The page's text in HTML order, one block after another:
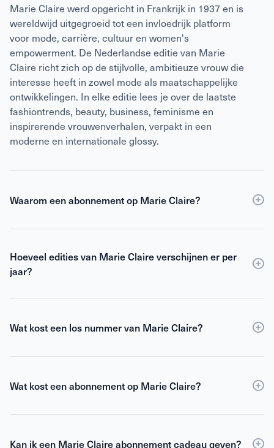
Marie Claire werd opgericht in Frankrijk in 1937 en is
wereldwijd uitgegroeid tot een invloedrijk platform
voor mode, carrière, cultuur en women's
empowerment. De Nederlandse editie van Marie
Claire richt zich op de stijlvolle, ambitieuze vrouw die
interesse heeft in zowel mode als maatschappelijke
ontwikkelingen. In elke editie lees je over de laatste
fashiontrends, beauty, business, feminisme en
inspirerende vrouwenverhalen, verpakt in een
moderne en internationale glossy.
Waarom een abonnement op Marie Claire?
Eenabonnementop Marie Claire is voordeliger dan
edities. Als abonnee ben je verzekerd van
inspirerende inhoud, hoogwaardige fotografie en
Hoeveel edities van Marie Claire verschijnen er per
jaar?
Marie Claire verschijnt 6 keer per jaar.
Wat kost een los nummer van Marie Claire?
Een losse editie zowelonlineals in de winkel kost
Wat kost een abonnement op Marie Claire?
Je kunt alabonnee wordenop Marie Claire vanaf
per kwartaal, een halfjaarabonnement dient in één
Kan ik een Marie Claire abonnement cadeau geven?